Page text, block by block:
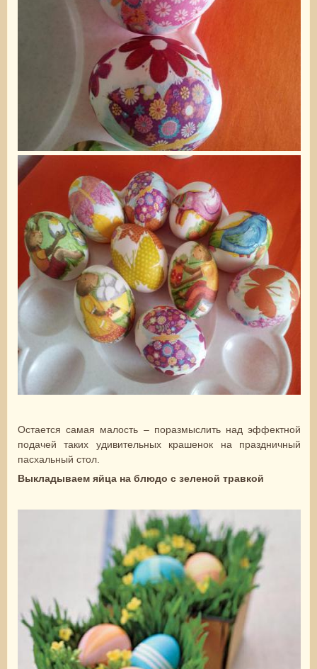
Остается самая малость – поразмыслить над эффектной
подачей таких удивительных крашенок на праздничный
пасхальный стол.
Выкладываем яйца на блюдо с зеленой травкой